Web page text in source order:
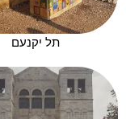
תל יקנעם